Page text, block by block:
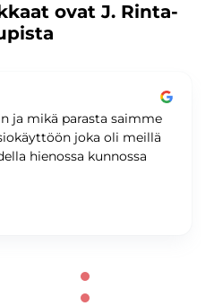
ovat J. Rinta-
ja mikä parasta saimme
joka oli meillä
hienossa kunnossa